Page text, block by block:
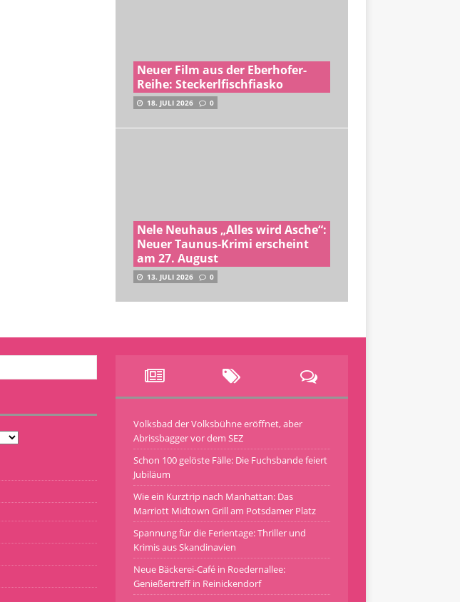
Neuer Film aus der Eberhofer-
Reihe: Steckerlfischfiasko
18. JULI 2026 0
Nele Neuhaus „Alles wird Asche“:
Neuer Taunus-Krimi erscheint
am 27. August
13. JULI 2026 0
Volksbad der Volksbühne eröffnet, aber
Abrissbagger vor dem SEZ
Schon 100 gelöste Fälle: Die Fuchsbande feiert
Jubiläum
Wie ein Kurztrip nach Manhattan: Das
Marriott Midtown Grill am Potsdamer Platz
Spannung für die Ferientage: Thriller und
Krimis aus Skandinavien
Neue Bäckerei-Café in Roedernallee:
Genießertreff in Reinickendorf